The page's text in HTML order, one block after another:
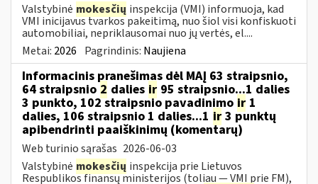
Valstybinė mokesčių inspekcija (VMI) informuoja, kad
VMI inicijavus tvarkos pakeitimą, nuo šiol visi konfiskuoti
automobiliai, nepriklausomai nuo jų vertės, el....
Metai: 2026 Pagrindinis: Naujiena
Informacinis pranešimas dėl MAĮ 63 straipsnio,
64 straipsnio 2 dalies ir 95 straipsnio...1 dalies
3 punkto, 102 straipsnio pavadinimo ir 1
dalies, 106 straipsnio 1 dalies...1 ir 3 punktų
apibendrinti paaiškinimų (komentarų)
Web turinio sąrašas 2026-06-03
Valstybinė mokesčių inspekcija prie Lietuvos
Respublikos finansų ministerijos (toliau — VMI prie FM),